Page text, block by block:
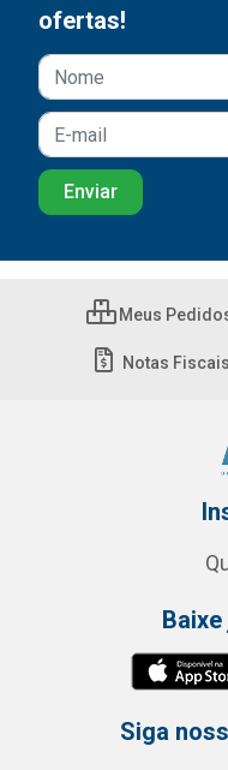
ofertas!
Meus
Notas Fiscais
Siga